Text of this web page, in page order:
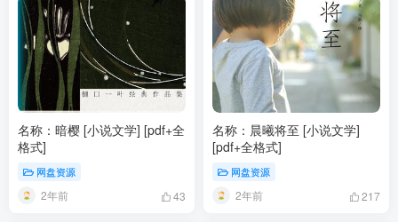
名称：暗樱 [ 小说文学] [pdf+全
格式]
网盘资源
2年前 43
名称：晨曦将至 [ 小说文学]
[pdf+全格式]
网盘资源
2年前 217